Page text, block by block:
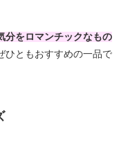
分をロマンチックなもの
ひともおすすめの一品で